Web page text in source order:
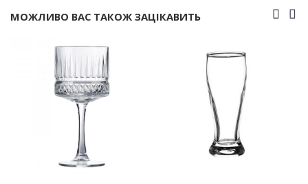
МОЖЛИВО ВАС ТАКОЖ ЗАЦІКАВИТЬ